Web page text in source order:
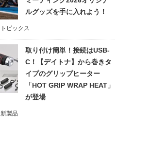
ルグッズを手に入れよう！
トピックス
取り付け簡単！接続はUSB-
C！【デイトナ】から巻きタ
イプのグリップヒーター
「HOT GRIP WRAP HEAT」
が登場
新製品